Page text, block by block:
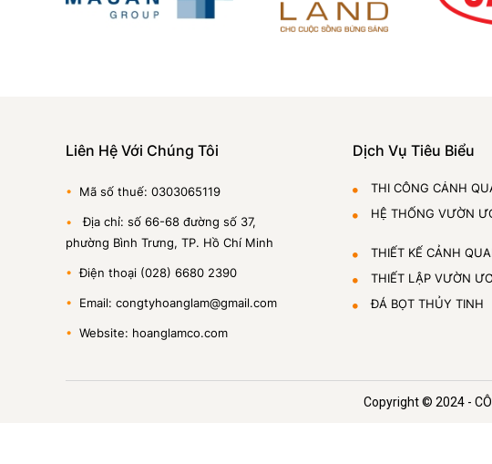
Liên Hệ Với Chúng Tôi
• Mã số thuế: 0303065119
• Địa chỉ: số 66-68 đường số 37,
phường Bình Trưng, TP. Hồ Chí Minh
• Điện thoại (028) 6680 2390
• Email: congtyhoanglam@gmail.com
• Website: hoanglamco.com
Dịch Vụ Tiêu Biểu
THI CÔNG CẢNH
HỆ THỐNG VƯỜN
THIẾT KẾ CẢNH
THIẾT LẬP VƯỜN
ĐÁ BỌT THỦY TINH
Copyright © 2024 -